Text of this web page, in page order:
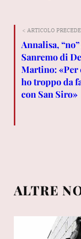
< ARTICOLO
Annalisa,
Sanremo di De
Martino: «Per
ho troppo da
con San Siro»
ALTRE